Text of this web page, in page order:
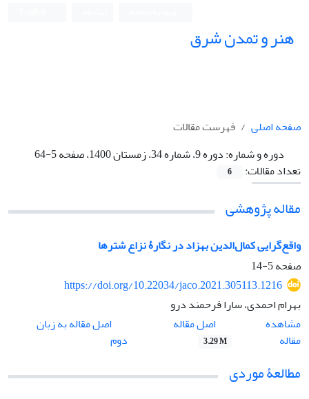
هنر و تمدن شرق
صفحه اصلی
فهرست مقالات
دوره و شماره:دوره 9، شماره 34، زمستان 1400، صفحه 5-64
تعداد مقالات:
6
مقاله پژوهشی
واقع‌گرایی کمال‌الدین بهزاد در نگارۀ نزاع شترها
صفحه5-14
https://doi.org/10.22034/jaco.2021.305113.1216
بهرام احمدی، سارا فرحمند درو
مشاهده
مقاله
اصل مقاله
3.29 M
اصل مقاله به زبان
دوم
مطالعۀ موردی